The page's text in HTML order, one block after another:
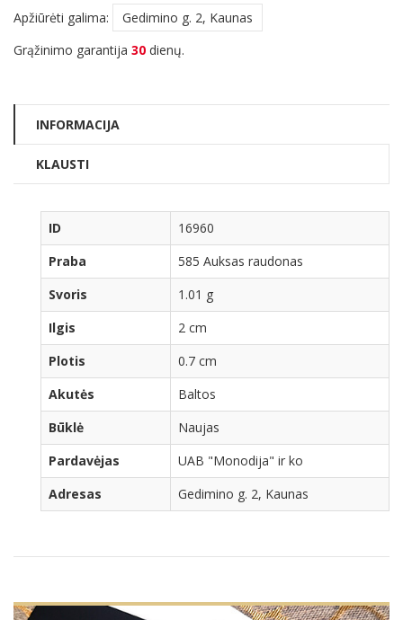
Apžiūrėti galima:
Gedimino g. 2, Kaunas
Grąžinimo garantija 30 dienų.
INFORMACIJA
KLAUSTI
ID
16960
Praba
585 Auksas raudonas
Svoris
1.01 g
Ilgis
2 cm
Plotis
0.7 cm
Akutės
Baltos
Būklė
Naujas
Pardavėjas
UAB "Monodija" ir ko
Adresas
Gedimino g. 2, Kaunas